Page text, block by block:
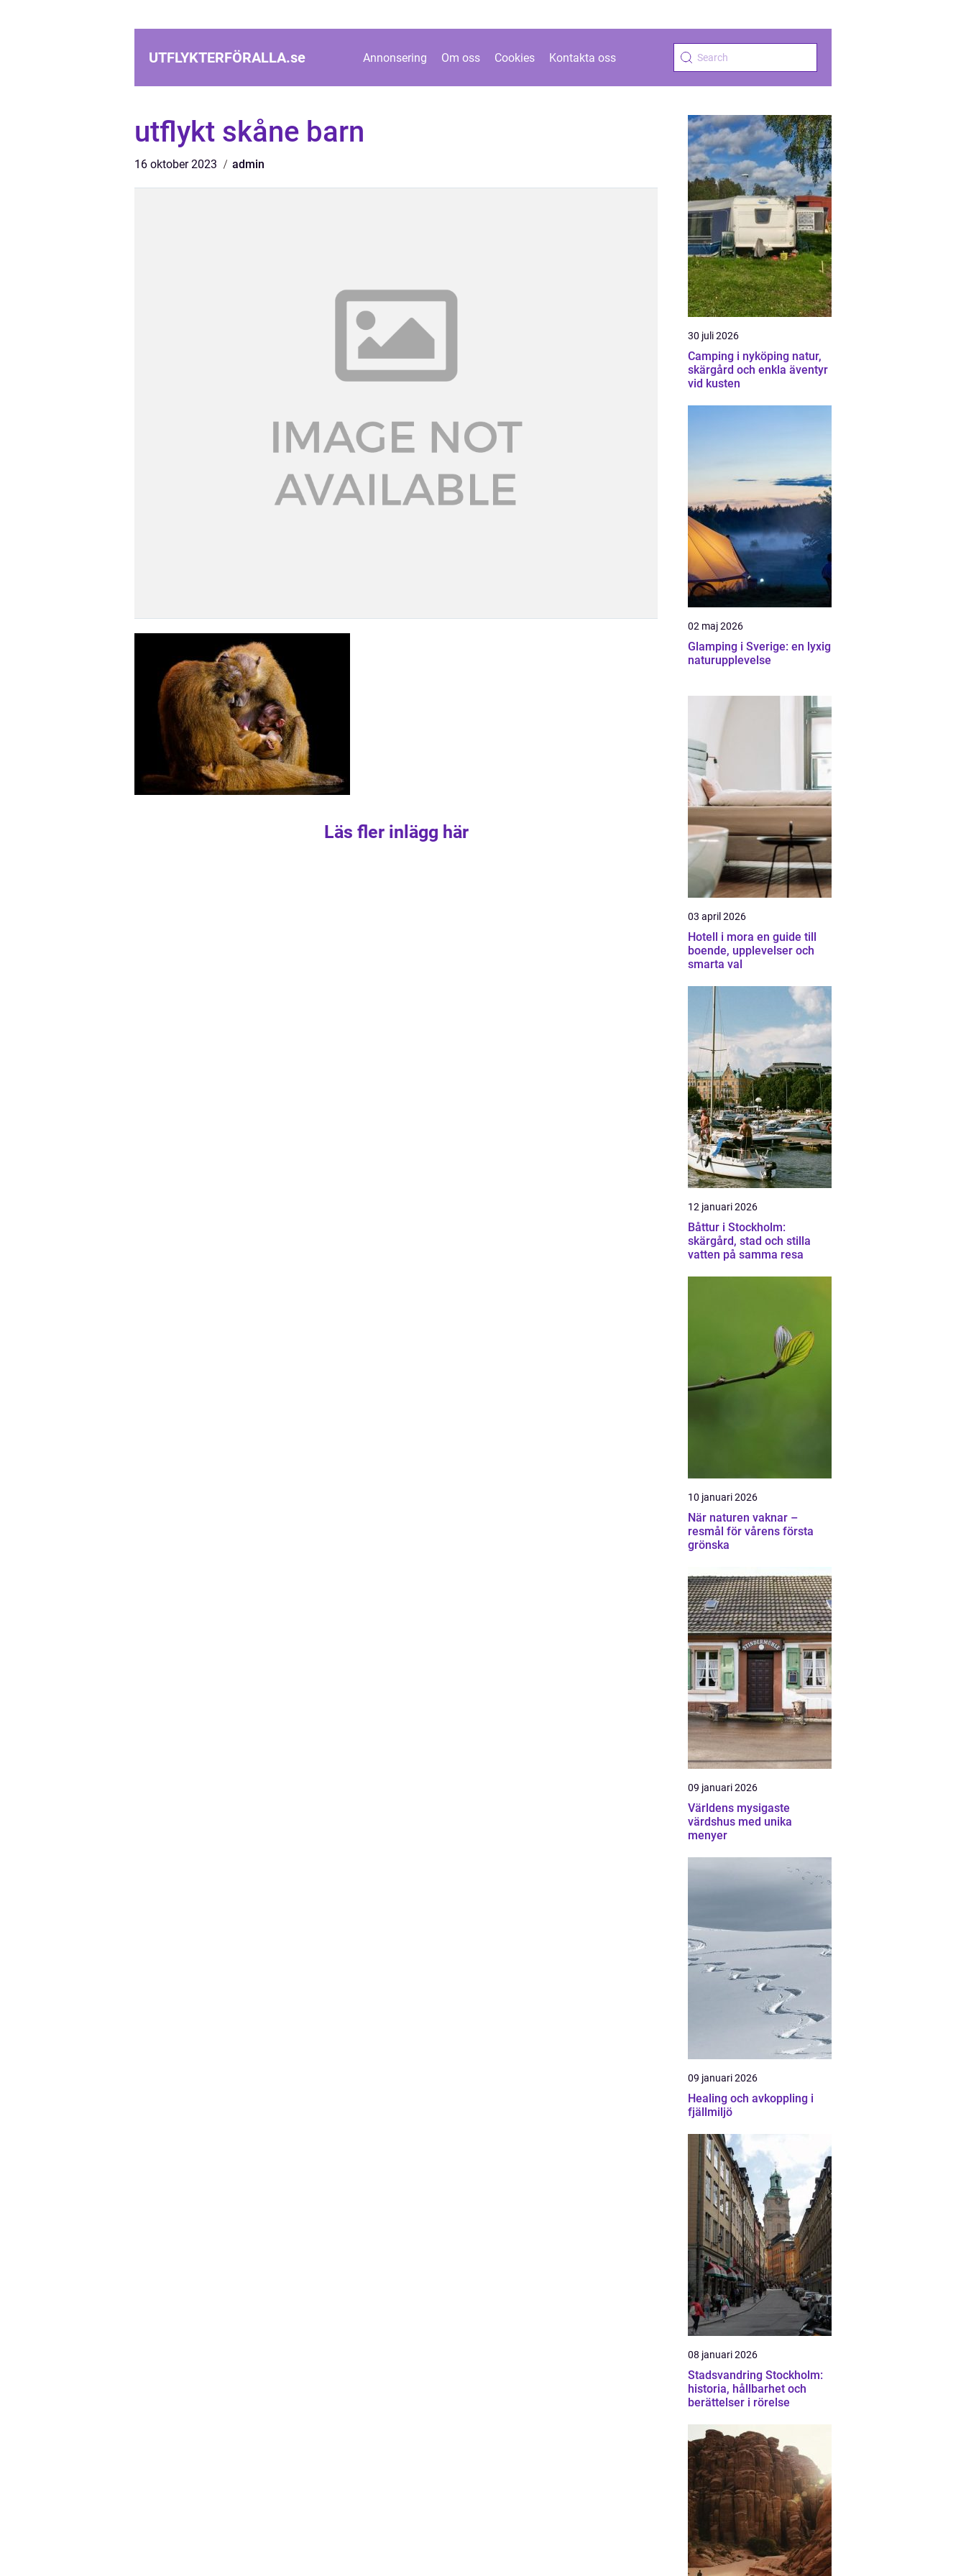
UTFLYKTERFÖRALLA.se Annonsering Om oss Cookies Kontakta oss
utflykt skåne barn
16 oktober 2023 admin
Läs fler inlägg här
30 juli 2026
Camping i nyköping natur,
skärgård och enkla äventyr
vid kusten
02 maj 2026
Glamping i Sverige: en lyxig
naturupplevelse
03 april 2026
Hotell i mora en guide till
boende, upplevelser och
smarta val
12 januari 2026
Båttur i Stockholm:
skärgård, stad och stilla
vatten på samma resa
10 januari 2026
När naturen vaknar –
resmål för vårens första
grönska
09 januari 2026
Världens mysigaste
värdshus med unika
menyer
09 januari 2026
Healing och avkoppling i
fjällmiljö
08 januari 2026
Stadsvandring Stockholm:
historia, hållbarhet och
berättelser i rörelse